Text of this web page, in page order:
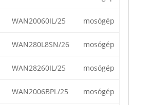
WAN20060IL/25 mosógép
WAN280L8SN/26 mosógép
WAN28260IL/25 mosógép
WAN2006BPL/25 mosógép